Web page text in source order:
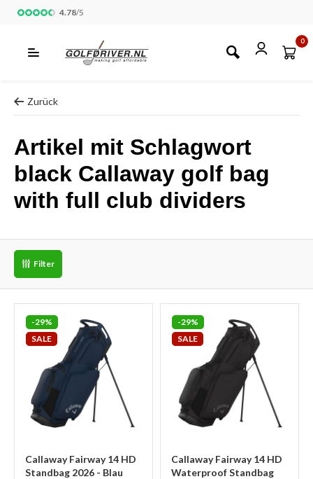
4.78/5
0
Zurück
Artikel mit Schlagwort
black Callaway golf bag
with full club dividers
Filter
-29%
SALE
Callaway Fairway 14 HD
Standbag 2026 - Blau
-29%
SALE
Callaway Fairway 14 HD
Waterproof Standbag